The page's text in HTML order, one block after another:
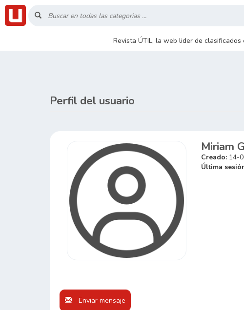
Revista ÚTIL, la web lider de clasificados
Inicio
Perfil del usuario
Miriam
Creado: 14-
Última
Enviar mensaje